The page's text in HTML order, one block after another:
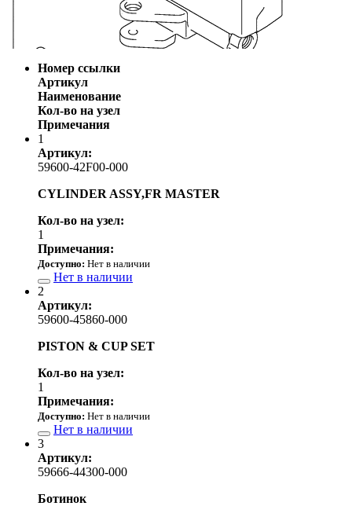
Номер ссылки
Артикул
Наименование
Кол-во на узел
Примечания
1
Артикул:
59600-42F00-000
CYLINDER ASSY,FR MASTER
Кол-во на узел:
1
Примечания:
Доступно: Нет в наличии
Нет в наличии
2
Артикул:
59600-45860-000
PISTON & CUP SET
Кол-во на узел:
1
Примечания:
Доступно: Нет в наличии
Нет в наличии
3
Артикул:
59666-44300-000
Ботинок